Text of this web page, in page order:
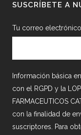
SUSCRÍBETE A
Tu correo electrónico
Información básica
con el RGPD y la
FARMACEUTICOS
con la finalidad de
suscriptores. Para